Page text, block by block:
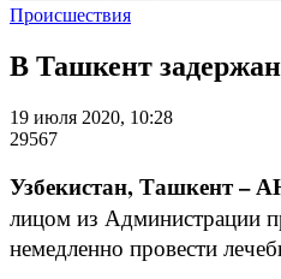
Происшествия
В Ташкент
19 июля 2020, 10:28
29567
Узбекистан, Ташкент –
лицом из Администрации
немедленно провести